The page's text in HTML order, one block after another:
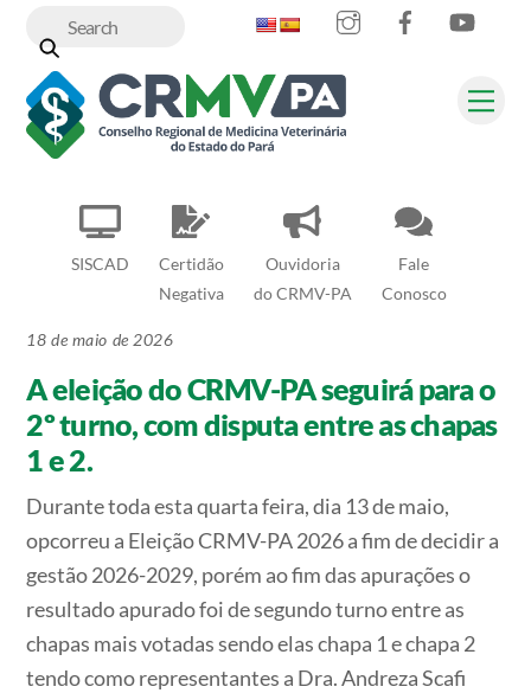
content
SISCAD
Certidão
Negativa
Ouvidoria
do CRMV-PA
Fale
Conosco
InstagramFacebook
18 de maio de 2026
A eleição do CRMV-PA seguirá para o
2º turno, com disputa entre as chapas
1 e 2.
Durante toda esta quarta feira, dia 13 de maio,
opcorreu a Eleição CRMV-PA 2026 a fim de decidir a
gestão 2026-2029, porém ao fim das apurações o
resultado apurado foi de segundo turno entre as
chapas mais votadas sendo elas chapa 1 e chapa 2
tendo como representantes a Dra. Andreza Scafi